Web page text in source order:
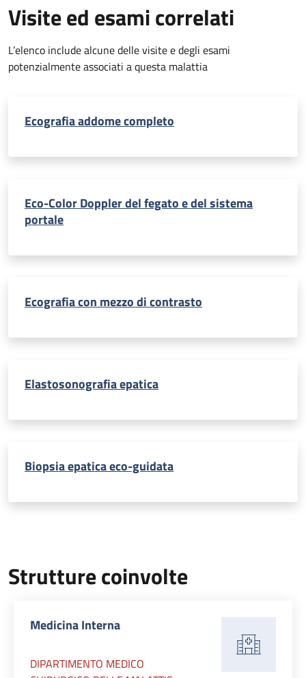
Visite ed esami correlati
L’elenco include alcune delle visite e degli esami
potenzialmente associati a questa malattia
Ecografia addome completo
Eco-Color Doppler del fegato e del sistema
portale
Ecografia con mezzo di contrasto
Elastosonografia epatica
Biopsia epatica eco-guidata
Strutture coinvolte
Medicina Interna
DIPARTIMENTO MEDICO